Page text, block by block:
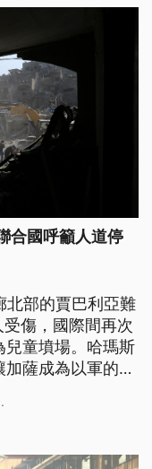
合國呼籲人道停
北部的賈巴利亞難
傷，國際間再次
兒童墳場。哈瑪斯
薩成為以軍的葬